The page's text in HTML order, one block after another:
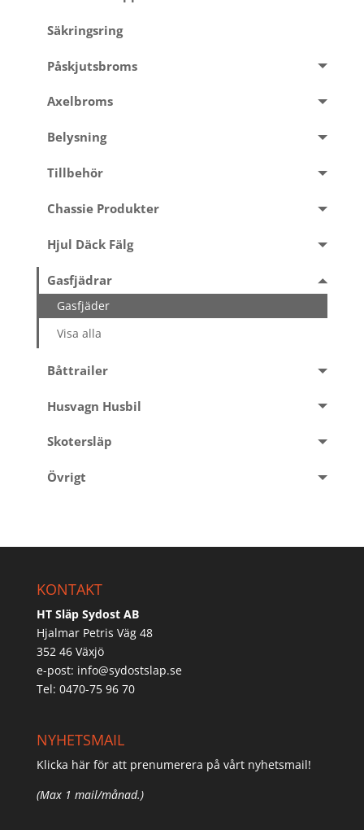
Säkringsring
Påskjutsbroms
Axelbroms
Belysning
Tillbehör
Chassie Produkter
Hjul Däck Fälg
Gasfjädrar
Gasfjäder
Visa alla
Båttrailer
Husvagn Husbil
Skotersläp
Övrigt
KONTAKT
HT Släp Sydost AB
Hjalmar Petris Väg 48
352 46 Växjö
e-post: info@sydostslap.se
Tel: 0470-75 96 70
NYHETSMAIL
Klicka här för att prenumerera på vårt nyhetsmail!
(Max 1 mail/månad.)